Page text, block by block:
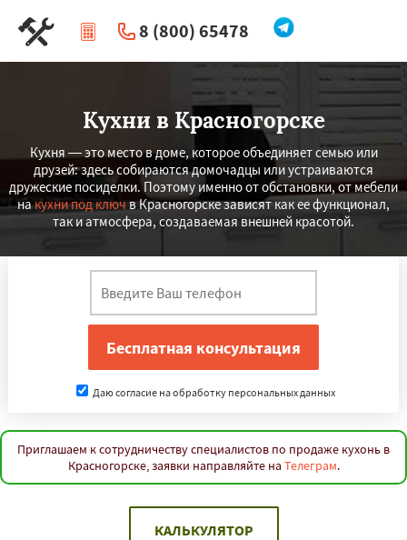
8 (800) 65478
| Перезвоните мне
Кухни в Красногорске
Кухня — это место в доме, которое объединяет семью или
друзей: здесь собираются домочадцы или устраиваются
дружеские посиделки. Поэтому именно от обстановки, от мебели
накухни под ключв Красногорске зависят как ее функционал,
так и атмосфера, создаваемая внешней красотой.
Даю согласие на обработку персональных данных
Приглашаем к сотрудничеству специалистов по продаже кухонь в
Красногорске, заявки направляйте на Телеграм.
КАЛЬКУЛЯТОР